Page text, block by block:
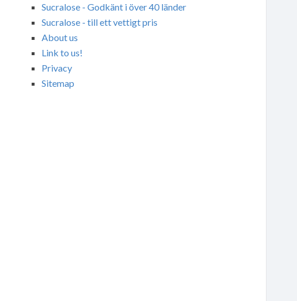
Sucralose - Godkänt i över 40 länder
Sucralose - till ett vettigt pris
About us
Link to us!
Privacy
Sitemap